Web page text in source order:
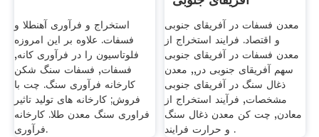
استخراج و فرآوری آهنطلا و
فسفات. علاوه بر این امروزه
فلوتاسیون را در فرآوری کانه,
فسفات, فسفات سنگ شکن
کارخانه فرآوری سنگ. چت با
فروش; کارخانه های تولید تاثیر
فراوری سنگ معدن طلا. کارخانه
فرآوری.
معدن فسفات در آفریقای جنوبی
و اقتصاد. فرایند استخراج از
معدن فسفات در آفریقای جنوبی
سهم آفریقای جنوبی در,, معدن
ذغال سنگ در آفریقای جنوبی
مشخصات, فرآیند استخراج از
معادن, چت کن معدن ذغال سنگ
و حرارت فرایند .